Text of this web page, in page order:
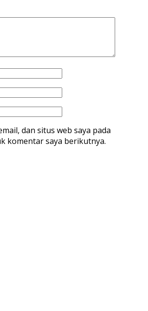
dan situs web saya pada
komentar saya berikutnya.